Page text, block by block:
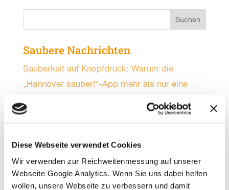
Diese Webseite verwendet Cookies
Wir verwenden zur Reichweitenmessung auf unserer
Webseite Google Analytics. Wenn Sie uns dabei helfen
wollen, unsere Webseite zu verbessern und damit
Saubere Nachrichten
Sauberkeit auf Knopfdruck: Warum die
„Hannover sauber!“-App mehr als nur eine
Kategorien